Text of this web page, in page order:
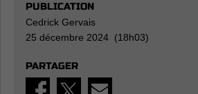
PUBLICATION
Cedrick Gervais
25 décembre 2024 (18h03)
PARTAGER